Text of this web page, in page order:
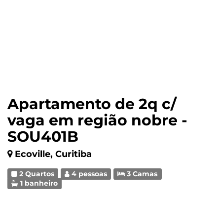
Apartamento de 2q c/
vaga em região nobre -
SOU401B
Ecoville, Curitiba
2 Quartos 4 pessoas
3 Camas
1 banheiro